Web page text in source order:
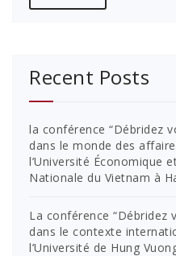
Recent Posts
la conférence “Débridez
dans le monde des
l’Université Économique
Nationale du Vietnam à
La conférence
dans le contexte
l’Université de Hung